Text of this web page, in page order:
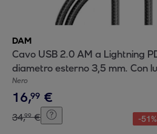
DAM
Cavo USB 2.0 AM a Lightning
diametro esterno 3,5 mm. Con
Nero
16,99 €
34,99 € -51%